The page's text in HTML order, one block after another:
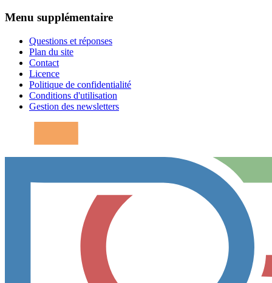
Menu supplémentaire
Questions et réponses
Plan du site
Contact
Licence
Politique de confidentialité
Conditions d'utilisation
Gestion des newsletters